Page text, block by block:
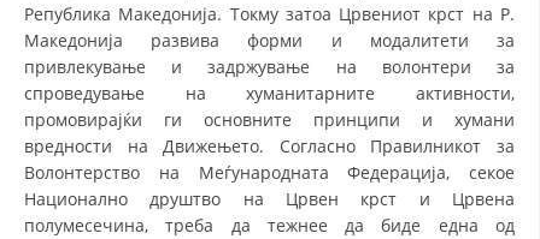
ИСТОРИЈАТ НА ЦКРМ
ИСТОРИЈАТ НА ДВИЖЕЊЕТО
СТРУКТУРА НА ОРГАНИЗАЦИЈАТА
КОНТАКТ ИНФОРМАЦИИ
Република Македонија. Токму затоа Црвениот крст на Р.
Македонија развива форми и модалитети за
привлекување и задржување на волонтери за
спроведување на хуманитарните активности,
промовирајќи ги основните принципи и хумани
вредности на Движењето. Согласно Правилникот за
Волонтерство на Меѓународната Федерација, секое
Национално друштво на Црвен крст и Црвена
полумесечина, треба да тежнее да биде една од